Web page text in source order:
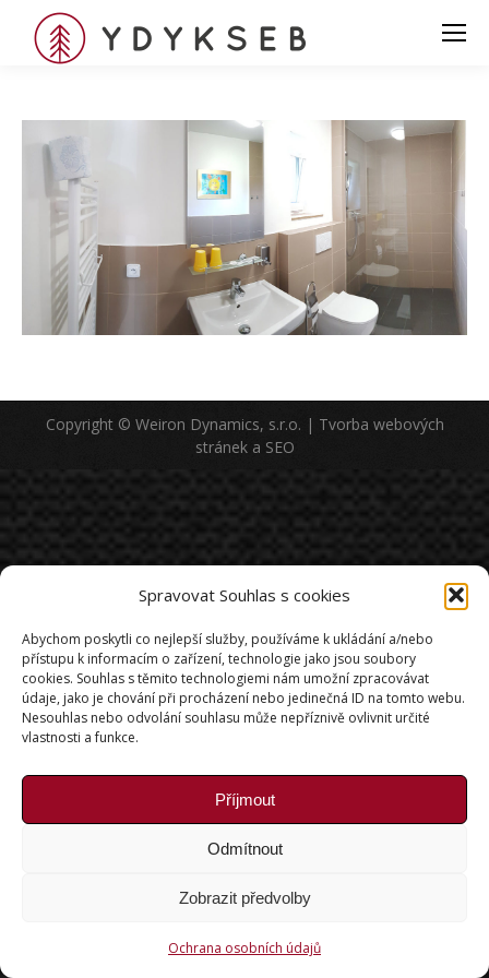
Spravovat Souhlas s cookies
Abychom poskytli co nejlepší služby, používáme k ukládání a/nebo
přístupu k informacím o zařízení, technologie jako jsou soubory
cookies. Souhlas s těmito technologiemi nám umožní zpracovávat
údaje, jako je chování při procházení nebo jedinečná ID na tomto webu.
Nesouhlas nebo odvolání souhlasu může nepříznivě ovlivnit určité
vlastnosti a funkce.
Příjmout
Odmítnout
Zobrazit předvolby
Ochrana osobních údajů
Copyright © Weiron Dynamics, s.r.o. | Tvorba webových
stráneka SEO